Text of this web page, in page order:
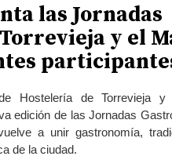
las Jornadas
y el
Hostelería de Torrevieja y
edición de las Jornadas
a unir gastronomía,
de la ciudad.